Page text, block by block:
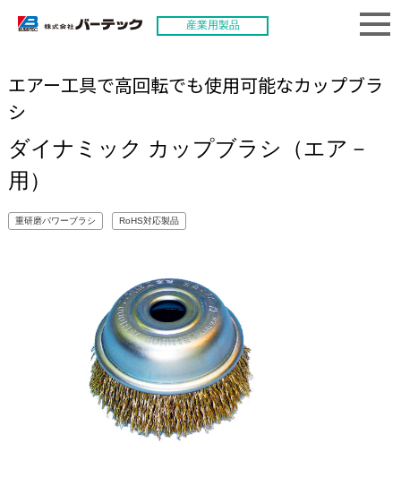
産業用製品
エアー工具で高回転でも使用可能なカップブラ
シ
ダイナミック カップブラシ（エア－
用）
重研磨パワーブラシ RoHS対応製品